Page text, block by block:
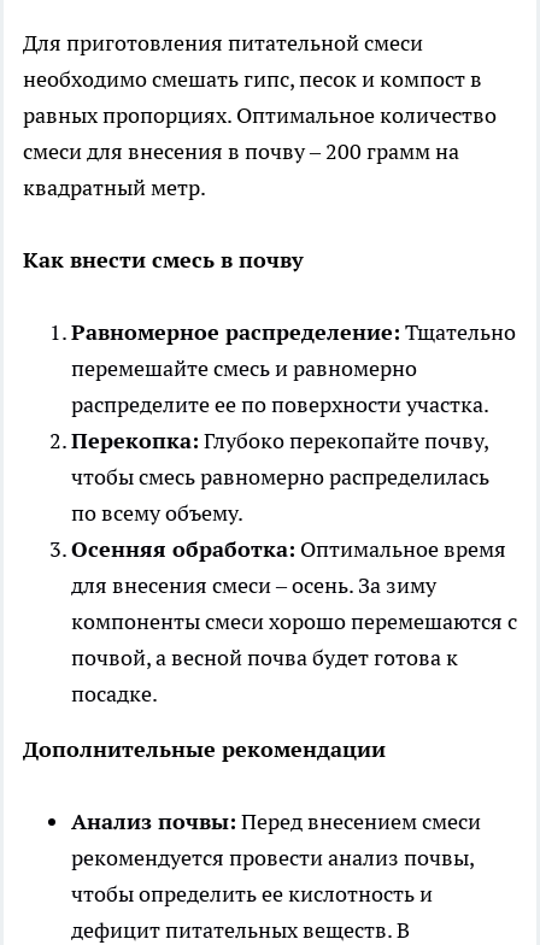
Для приготовления питательной смеси
необходимо смешать гипс, песок и компост в
равных пропорциях. Оптимальное количество
смеси для внесения в почву – 200 грамм на
квадратный метр.
Как внести смесь в почву
Равномерное распределение: Тщательно
перемешайте смесь и равномерно
распределите ее по поверхности участка.
Перекопка: Глубоко перекопайте почву,
чтобы смесь равномерно распределилась
по всему объему.
Осенняя обработка: Оптимальное время
для внесения смеси – осень. За зиму
компоненты смеси хорошо перемешаются с
почвой, а весной почва будет готова к
посадке.
Дополнительные рекомендации
Анализ почвы: Перед внесением смеси
рекомендуется провести анализ почвы,
чтобы определить ее кислотность и
дефицит питательных веществ. В